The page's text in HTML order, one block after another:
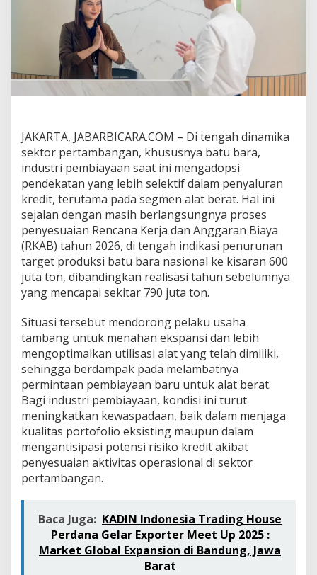
s
a
n
R
,
B
R
I
F
n
a
n
c
e
F
o
k
s
J
a
g
a
K
u
l
i
t
a
r
t
o
f
JAKARTA, JABARBICARA.COM – Di tengah dinamika
sektor pertambangan, khususnya batu bara,
industri pembiayaan saat ini mengadopsi
pendekatan yang lebih selektif dalam penyaluran
kredit, terutama pada segmen alat berat. Hal ini
sejalan dengan masih berlangsungnya proses
penyesuaian Rencana Kerja dan Anggaran Biaya
(RKAB) tahun 2026, di tengah indikasi penurunan
target produksi batu bara nasional ke kisaran 600
juta ton, dibandingkan realisasi tahun sebelumnya
yang mencapai sekitar 790 juta ton.
Situasi tersebut mendorong pelaku usaha
tambang untuk menahan ekspansi dan lebih
mengoptimalkan utilisasi alat yang telah dimiliki,
sehingga berdampak pada melambatnya
permintaan pembiayaan baru untuk alat berat.
Bagi industri pembiayaan, kondisi ini turut
meningkatkan kewaspadaan, baik dalam menjaga
kualitas portofolio eksisting maupun dalam
mengantisipasi potensi risiko kredit akibat
penyesuaian aktivitas operasional di sektor
pertambangan.
Baca Juga: KADIN Indonesia Trading House
Perdana Gelar Exporter Meet Up 2025 :
Market Global Expansion di Bandung, Jawa
Barat